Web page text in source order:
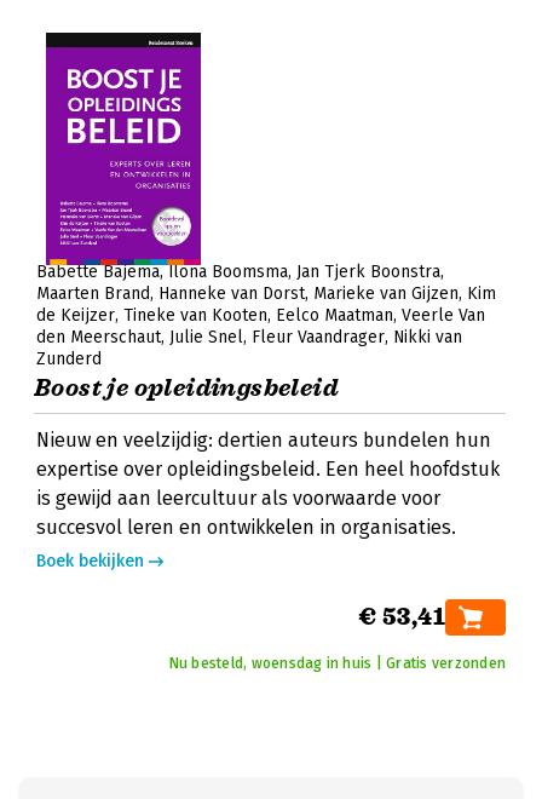
Babette Bajema Ilona Boomsma Jan Tjerk Boonstra
Maarten Brand Hanneke van Dorst Marieke van Gijzen Kim
de Keijzer Tineke van Kooten Eelco Maatman Veerle Van
den Meerschaut Julie Snel Fleur Vaandrager Nikki van
Zunderd
Boost je opleidingsbeleid
Nieuw en veelzijdig: dertien auteurs bundelen hun
expertise over opleidingsbeleid. Een heel hoofdstuk
is gewijd aan leercultuur als voorwaarde voor
succesvol leren en ontwikkelen in organisaties.
Boek bekijken
€ 53,41
Nu besteld, woensdag in huis | Gratis verzonden